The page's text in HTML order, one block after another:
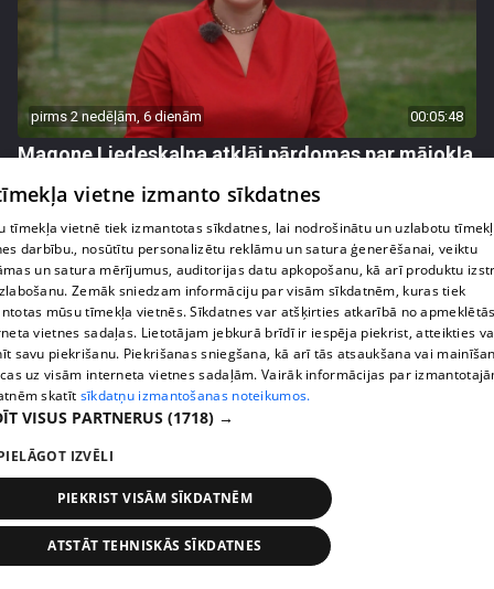
pirms 2 nedēļām, 6 dienām 00:05:48
Magone Liedeskalna atklāj pārdomas par mājokļa
72. epizode
pirms 2 nedēļām, 6 dienām
Jesica Zundovska neslēpj mammas pārmetumus
par izlaistajām tautas deju nodarbības bērnībā
73. epizode
vietne izmanto sīkdatnes
tīmekļa vietnē tiek izmantotas sīkdatnes, lai nodrošinātu un uzlabotu
darbību., nosūtītu personalizētu reklāmu un satura ģenerēšanai, veiktu
un satura mērījumus, auditorijas datu apkopošanu, kā arī produktu
Zemāk sniedzam informāciju par visām sīkdatnēm, kuras tiek
mūsu tīmekļa vietnēs. Sīkdatnes var atšķirties atkarībā no
vietnes sadaļas. Lietotājam jebkurā brīdī ir iespēja piekrist, atteikties
savu piekrišanu. Piekrišanas sniegšana, kā arī tās atsaukšana vai
uz visām interneta vietnes sadaļām. Vairāk informācijas par
skatīt sīkdatņu izmantošanas noteikumos.
VISUS PARTNERUS (1718) →
IZVĒLI
PIEKRIST VISĀM SĪKDATNĒM
ATSTĀT TEHNISKĀS SĪKDATNES